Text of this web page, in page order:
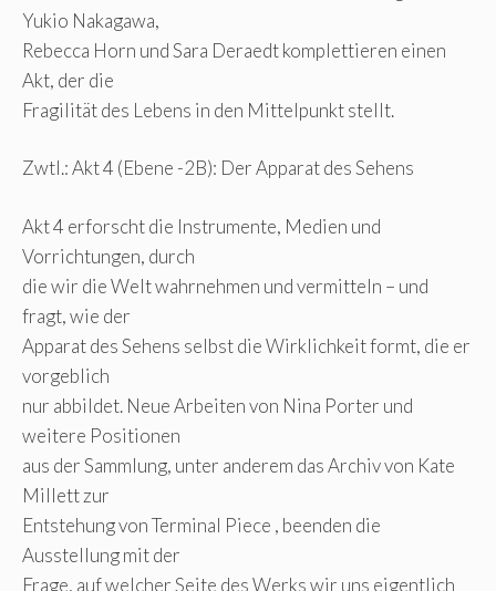
Yukio Nakagawa,
Rebecca Horn und Sara Deraedt komplettieren einen
Akt, der die
Fragilität des Lebens in den Mittelpunkt stellt.
Zwtl.: Akt 4 (Ebene -2B): Der Apparat des Sehens
Akt 4 erforscht die Instrumente, Medien und
Vorrichtungen, durch
die wir die Welt wahrnehmen und vermitteln – und
fragt, wie der
Apparat des Sehens selbst die Wirklichkeit formt, die er
vorgeblich
nur abbildet. Neue Arbeiten von Nina Porter und
weitere Positionen
aus der Sammlung, unter anderem das Archiv von Kate
Millett zur
Entstehung von Terminal Piece , beenden die
Ausstellung mit der
Frage, auf welcher Seite des Werks wir uns eigentlich